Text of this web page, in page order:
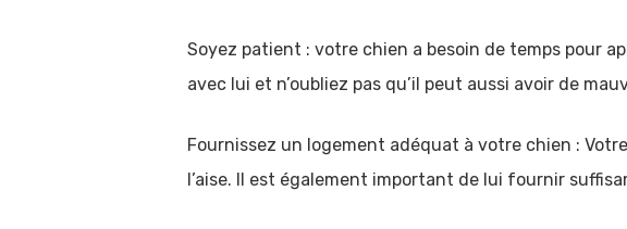
Soyez patient : votre chien a besoin de temps pour
avec lui et n’oubliez pas qu’il peut aussi avoir de
Fournissez un logement adéquat à votre chien :
l’aise. Il est également important de lui fournir